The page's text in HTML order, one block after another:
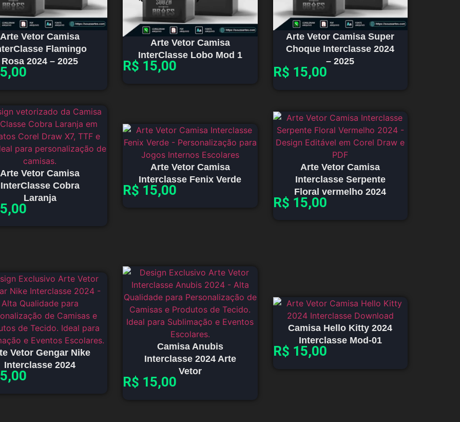
Arte Vetor Camisa
Flamingo
Rosa 2024 – 2025
Arte Vetor Camisa
InterClasse Lobo Mod 1
R$ 15,00
Arte Vetor Camisa Super
Choque Interclasse 2024
– 2025
R$ 15,00
Arte Vetor Camisa
InterClasse Cobra
Laranja
Arte Vetor Camisa
Interclasse Fenix Verde
R$ 15,00
Arte Vetor Camisa
Interclasse Serpente
Floral vermelho 2024
R$ 15,00
Vetor Gengar Nike
Interclasse 2024
Camisa Anubis
Interclasse 2024 Arte
Vetor
R$ 15,00
Camisa Hello Kitty 2024
Interclasse Mod-01
R$ 15,00